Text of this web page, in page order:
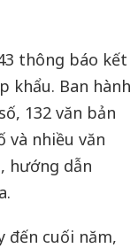
thông báo kết
khẩu. Ban hành
132 văn bản
và nhiều văn
hướng dẫn
đến cuối năm,